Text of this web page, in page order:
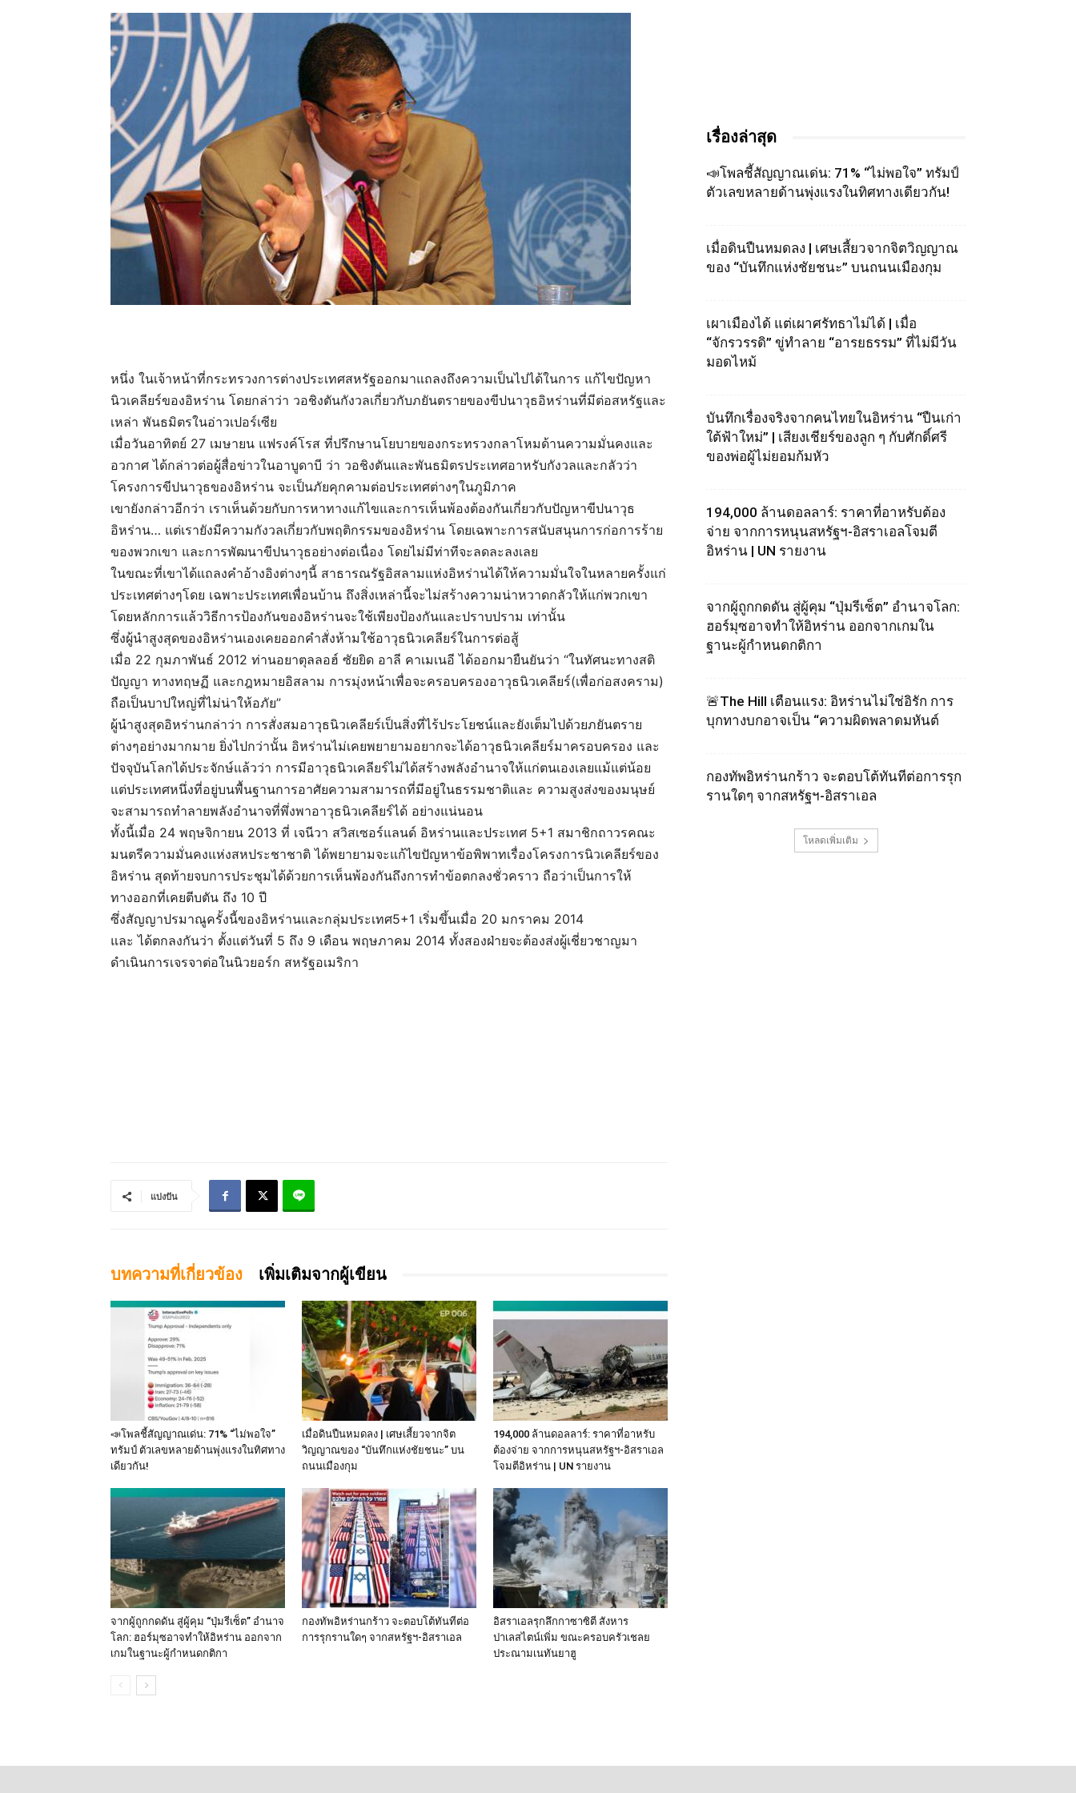
หนึ่ง ในเจ้าหน้าที่กระทรวงการต่างประเทศสหรัฐออกมาแถลงถึงความเป็นไปได้ในการ แก้ไขปัญหา
นิวเคลียร์ของอิหร่าน โดยกล่าว่า วอชิงตันกังวลเกี่ยวกับภยันตรายของขีปนาวุธอิหร่านที่มีต่อสหรัฐและ
เหล่า พันธมิตรในอ่าวเปอร์เซีย
เมื่อวันอาทิตย์ 27 เมษายน แฟรงค์โรส ที่ปรึกษานโยบายของกระทรวงกลาโหมด้านความมั่นคงและ
อวกาศ ได้กล่าวต่อผู้สื่อข่าวในอาบูดาบี ว่า วอชิงตันและพันธมิตรประเทศอาหรับกังวลและกลัวว่า
โครงการขีปนาวุธของอิหร่าน จะเป็นภัยคุกคามต่อประเทศต่างๆในภูมิภาค
เขายังกล่าวอีกว่า เราเห็นด้วยกับการหาทางแก้ไขและการเห็นพ้องต้องกันเกี่ยวกับปัญหาขีปนาวุธ
อิหร่าน… แต่เรายังมีความกังวลเกี่ยวกับพฤติกรรมของอิหร่าน โดยเฉพาะการสนับสนุนการก่อการร้าย
ของพวกเขา และการพัฒนาขีปนาวุธอย่างต่อเนื่อง โดยไม่มีท่าทีจะลดละลงเลย
ในขณะที่เขาได้แถลงคำอ้างอิงต่างๆนี้ สาธารณรัฐอิสลามแห่งอิหร่านได้ให้ความมั่นใจในหลายครั้งแก่
ประเทศต่างๆโดย เฉพาะประเทศเพื่อนบ้าน ถึงสิ่งเหล่านี้จะไม่สร้างความน่าหวาดกลัวให้แก่พวกเขา
โดยหลักการแล้ววิธีการป้องกันของอิหร่านจะใช้เพียงป้องกันและปราบปราม เท่านั้น
ซึ่งผู้นำสูงสุดของอิหร่านเองเคยออกคำสั่งห้ามใช้อาวุธนิวเคลียร์ในการต่อสู้
เมื่อ 22 กุมภาพันธ์ 2012 ท่านอยาตุลลอฮ์ ซัยยิด อาลี คาเมเนอี ได้ออกมายืนยันว่า “ในทัศนะทางสติ
ปัญญา ทางทฤษฏี และกฎหมายอิสลาม การมุ่งหน้าเพื่อจะครอบครองอาวุธนิวเคลียร์(เพื่อก่อสงคราม)
ถือเป็นบาปใหญ่ที่ไม่น่าให้อภัย”
ผู้นำสูงสุดอิหร่านกล่าว่า การสั่งสมอาวุธนิวเคลียร์เป็นสิ่งที่ไร้ประโยชน์และยังเต็มไปด้วยภยันตราย
ต่างๆอย่างมากมาย ยิ่งไปกว่านั้น อิหร่านไม่เคยพยายามอยากจะได้อาวุธนิวเคลียร์มาครอบครอง และ
ปัจจุบันโลกได้ประจักษ์แล้วว่า การมีอาวุธนิวเคลียร์ไม่ได้สร้างพลังอำนาจให้แก่ตนเองเลยแม้แต่น้อย
แต่ประเทศหนึ่งที่อยู่บนพื้นฐานการอาศัยความสามารถที่มีอยู่ในธรรมชาติและ ความสูงส่งของมนุษย์
จะสามารถทำลายพลังอำนาจที่พึ่งพาอาวุธนิวเคลียร์ได้ อย่างแน่นอน
ทั้งนี้เมื่อ 24 พฤษจิกายน 2013 ที่ เจนีวา สวิสเซอร์แลนด์ อิหร่านและประเทศ 5+1 สมาชิกถาวรคณะ
มนตรีความมั่นคงแห่งสหประชาชาติ ได้พยายามจะแก้ไขปัญหาข้อพิพาทเรื่องโครงการนิวเคลียร์ของ
อิหร่าน สุดท้ายจบการประชุมได้ด้วยการเห็นพ้องกันถึงการทำข้อตกลงชั่วคราว ถือว่าเป็นการให้
ทางออกที่เคยตีบตัน ถึง 10 ปี
ซึ่งสัญญาปรมาณูครั้งนี้ของอิหร่านและกลุ่มประเทศ5+1 เริ่มขึ้นเมื่อ 20 มกราคม 2014
และ ได้ตกลงกันว่า ตั้งแต่วันที่ 5 ถึง 9 เดือน พฤษภาคม 2014 ทั้งสองฝ่ายจะต้องส่งผู้เชี่ยวชาญมา
ดำเนินการเจรจาต่อในนิวยอร์ก สหรัฐอเมริกา
แบ่งปัน
บทความที่เกี่ยวข้อง เพิ่มเติมจากผู้เขียน
📣โพลชี้สัญญาณเด่น: 71% “ไม่พอใจ”
ทรัมป์ ตัวเลขหลายด้านพุ่งแรงในทิศทาง
เดียวกัน!
เมื่อดินปืนหมดลง | เศษเสี้ยวจากจิต
วิญญาณของ “บันทึกแห่งชัยชนะ” บน
ถนนเมืองกุม
194,000 ล้านดอลลาร์: ราคาที่อาหรับ
ต้องจ่าย จากการหนุนสหรัฐฯ‑อิสราเอล
โจมตีอิหร่าน | UN รายงาน
จากผู้ถูกกดดัน สู่ผู้คุม “ปุ่มรีเซ็ต” อำนาจ
โลก: ฮอร์มุซอาจทำให้อิหร่าน ออกจาก
เกมในฐานะผู้กำหนดกติกา
กองทัพอิหร่านกร้าว จะตอบโต้ทันทีต่อ
การรุกรานใดๆ จากสหรัฐฯ-อิสราเอล
อิสราเอลรุกลึกกาซาซิตี สังหาร
ปาเลสไตน์เพิ่ม ขณะครอบครัวเชลย
ประณามเนทันยาฮู
เรื่องล่าสุด
📣โพลชี้สัญญาณเด่น: 71% “ไม่พอใจ” ทรัมป์
ตัวเลขหลายด้านพุ่งแรงในทิศทางเดียวกัน!
เมื่อดินปืนหมดลง | เศษเสี้ยวจากจิตวิญญาณ
ของ “บันทึกแห่งชัยชนะ” บนถนนเมืองกุม
เผาเมืองได้ แต่เผาศรัทธาไม่ได้ | เมื่อ
“จักรวรรดิ” ขู่ทำลาย “อารยธรรม” ที่ไม่มีวัน
มอดไหม้
บันทึกเรื่องจริงจากคนไทยในอิหร่าน “ปืนเก่า
ใต้ฟ้าใหม่” | เสียงเชียร์ของลูก ๆ กับศักดิ์ศรี
ของพ่อผู้ไม่ยอมก้มหัว
194,000 ล้านดอลลาร์: ราคาที่อาหรับต้อง
จ่าย จากการหนุนสหรัฐฯ‑อิสราเอลโจมตี
อิหร่าน | UN รายงาน
จากผู้ถูกกดดัน สู่ผู้คุม “ปุ่มรีเซ็ต” อำนาจโลก:
ฮอร์มุซอาจทำให้อิหร่าน ออกจากเกมใน
ฐานะผู้กำหนดกติกา
🚨The Hill เตือนแรง: อิหร่านไม่ใช่อิรัก การ
บุกทางบกอาจเป็น “ความผิดพลาดมหันต์
กองทัพอิหร่านกร้าว จะตอบโต้ทันทีต่อการรุก
รานใดๆ จากสหรัฐฯ-อิสราเอล
โหลดเพิ่มเติม